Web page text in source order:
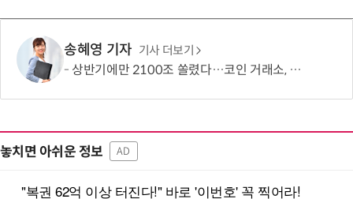
송혜영 기자 기사 더보기
상반기에만 2100조 쏠렸다…코인 거래소, 24시간 美 주식 베팅판으로 변신
놓치면 아쉬운 정보 AD